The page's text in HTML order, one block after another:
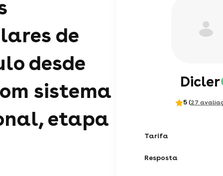
Dicler
5 (27
Tarifa
Resposta
de
desde
sistema
etapa